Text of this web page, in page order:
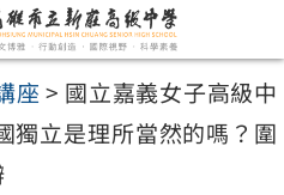
座 > 國立嘉義女子高級中
獨立是理所當然的嗎？圍